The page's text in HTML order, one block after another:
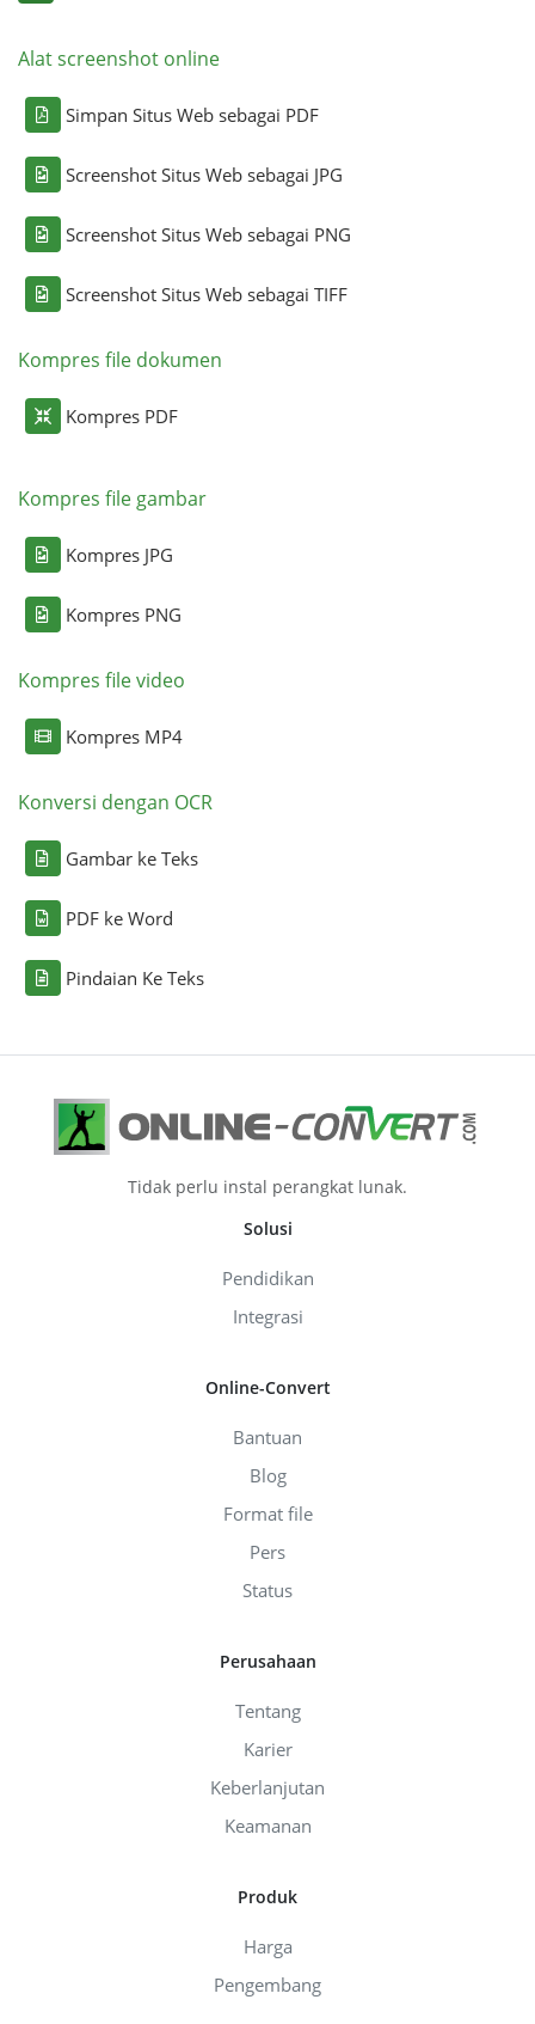
Alat screenshot online
Simpan Situs Web sebagai PDF
Screenshot Situs Web sebagai JPG
Screenshot Situs Web sebagai PNG
Screenshot Situs Web sebagai TIFF
Kompres file dokumen
Kompres PDF
Kompres file gambar
Kompres JPG
Kompres PNG
Kompres file video
Kompres MP4
Konversi dengan OCR
Gambar ke Teks
PDF ke Word
Pindaian Ke Teks
Tidak perlu instal perangkat lunak.
Solusi
Pendidikan
Integrasi
Online-Convert
Bantuan
Blog
Format file
Pers
Status
Perusahaan
Tentang
Karier
Keberlanjutan
Keamanan
Produk
Harga
Pengembang